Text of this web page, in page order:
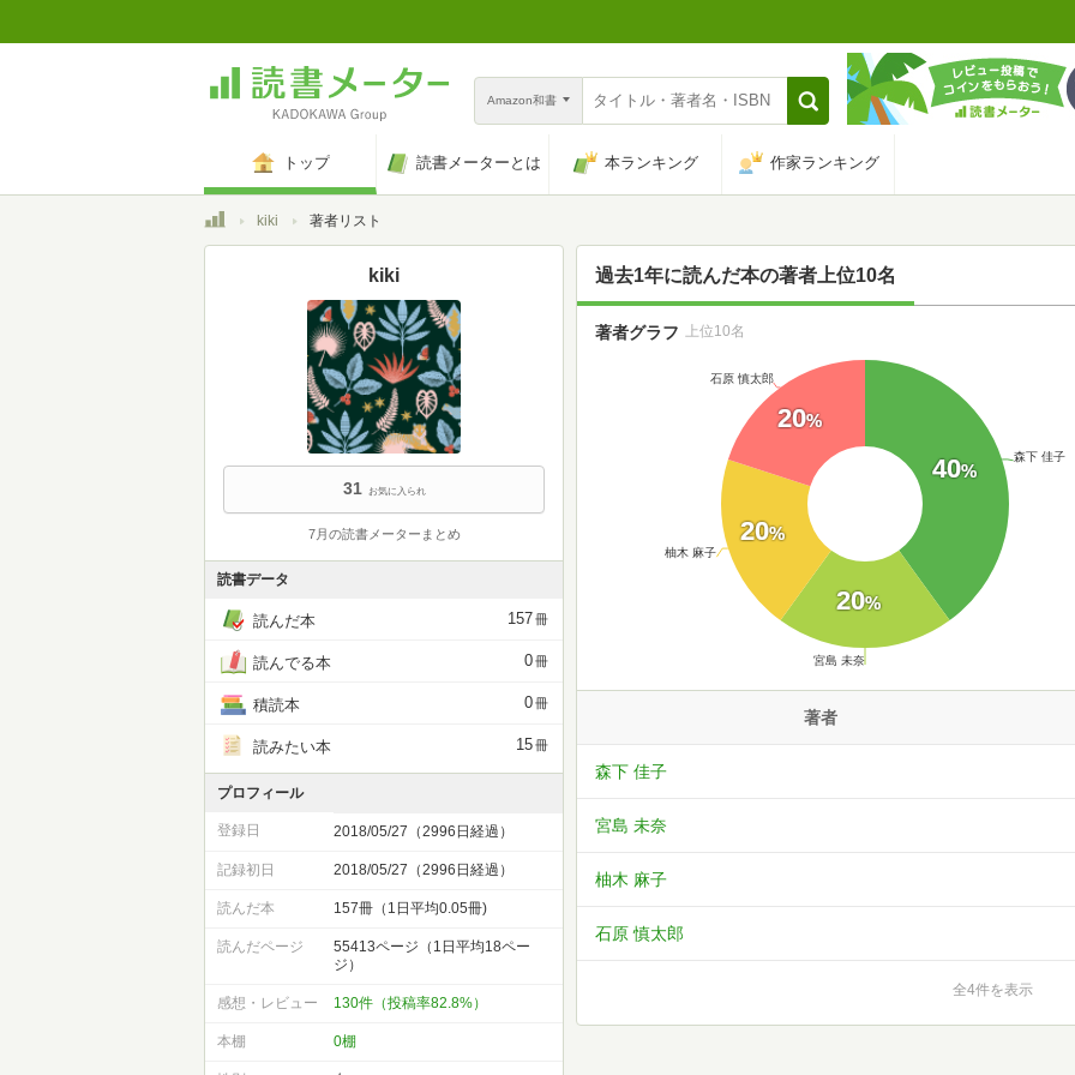
Amazon和書
トップ 読書メーターとは 本ランキング 作家ランキング
トップkiki 著者リスト
kiki
31 お気に入られ
7月の読書メーターまとめ
読書データ
読んだ本 157冊
読んでる本 0冊
積読本 0冊
読みたい本 15冊
プロフィール
登録日 2018/05/27（2996日経過）
記録初日 2018/05/27（2996日経過）
読んだ本 157冊（1日平均0.05冊)
読んだページ
55413ページ（1日平均18ペー
ジ）
感想・レビュー 130件（投稿率82.8%）
本棚 0棚
過去1年に読んだ本の著者上位10名
40%
森下 佳子
20%
宮島 未奈
20%
柚木 麻子
20%
石原 慎太郎
著者グラフ 上位10名
著者
森下 佳子
宮島 未奈
柚木 麻子
石原 慎太郎
全4件を表示